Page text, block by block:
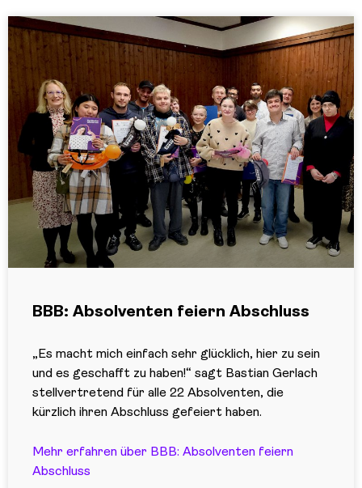
BBB: Absolventen feiern Abschluss
„Es macht mich einfach sehr glücklich, hier zu sein
und es geschafft zu haben!“ sagt Bastian Gerlach
stellvertretend für alle 22 Absolventen, die
kürzlich ihren Abschluss gefeiert haben.
Mehr erfahren über BBB: Absolventen feiern
Abschluss